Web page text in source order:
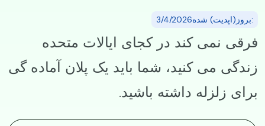
:بروز(اپدیت) شده3/4/2026
فرقی نمی‌ کند در کجای ایالات متحده
زندگی می‌ کنید، شما باید یک پلان آماده گی
برای زلزله داشته باشید.